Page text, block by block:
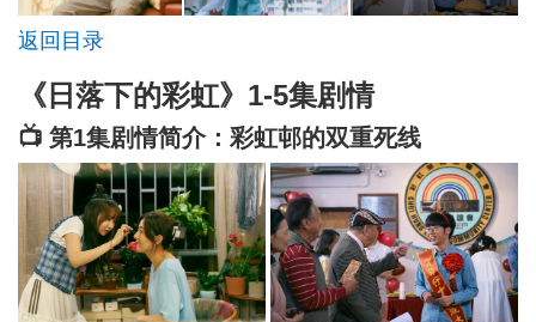
返回目录
《日落下的彩虹》1-5集剧情
📺 第1集剧情简介：彩虹邨的双重死线